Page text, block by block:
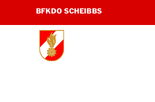
springen
BFKDO SCHEIBBS